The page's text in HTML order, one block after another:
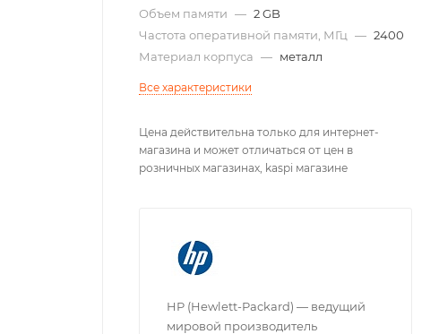
Объем памяти — 2 GB
Частота оперативной памяти, МГц — 2400
Материал корпуса — металл
Все характеристики
Цена действительна только для интернет-
магазина и может отличаться от цен в
розничных магазинах, kaspi магазине
HP (Hewlett-Packard) — ведущий
мировой производитель